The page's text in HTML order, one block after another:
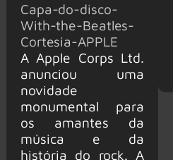
Capa-do-disco-
With-the-Beatles-
Cortesia-APPLE
A Apple Corps Ltd.
anunciou uma
novidade
monumental para
os amantes da
música e da
história do rock. A